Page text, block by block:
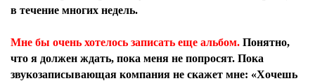
в течение многих недель.
Мне бы очень хотелось записать еще альбом. Понятно,
что я должен ждать, пока меня не попросят. Пока
звукозаписывающая компания не скажет мне: «Хочешь